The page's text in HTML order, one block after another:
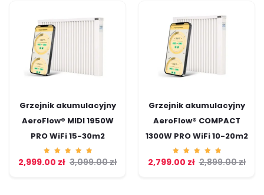
Grzejnik akumulacyjny
AeroFlow® MIDI 1950W
PRO WiFi 15-30m2
Ocenion
o3,099.00zł
2,999.00 zł
Grzejnik akumulacyjny
AeroFlow® COMPACT
1300W PRO WiFi 10-20m2
Ocenion
o2,899.00zł
2,799.00 zł